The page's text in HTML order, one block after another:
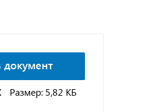
документ
Размер: 5,82 КБ